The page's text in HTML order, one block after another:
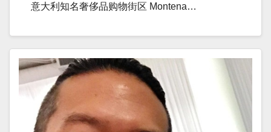
意大利知名奢侈品购物街区 Montena…